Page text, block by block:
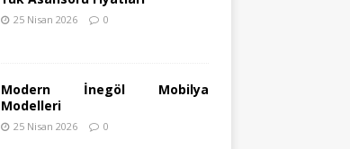
25 Nisan 2026 0
Modern İnegöl Mobilya
Modelleri
25 Nisan 2026 0